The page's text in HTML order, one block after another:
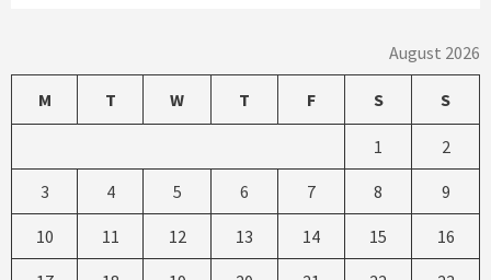
August 2026
M T W T F S S
1 2
3 4 5 6 7 8 9
10 11 12 13 14 15 16